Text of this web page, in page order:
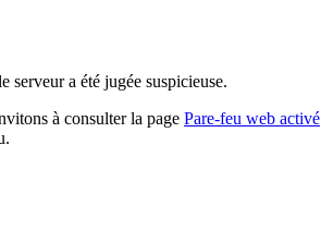
serveur a été jugée suspicieuse.
à consulter la page Pare-feu web activé